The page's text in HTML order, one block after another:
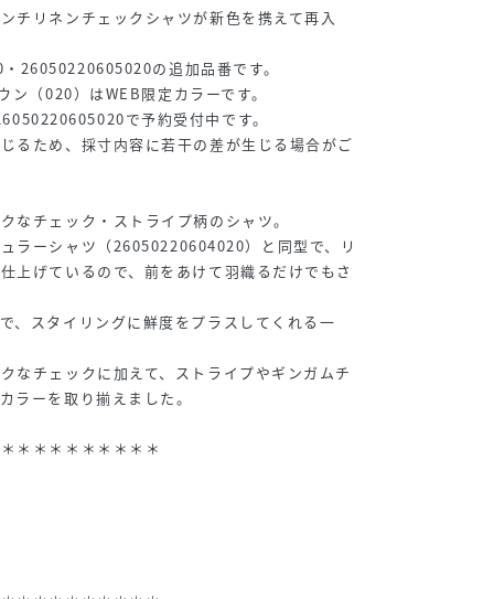
チリネンチェックシャツが新色を携えて再入
26050220605020の追加品番です。
（020）はWEB限定カラーです。
で予約受付中です。
るため、採寸内容に若干の差が生じる場合がご
なチェック・ストライプ柄のシャツ。
ラーシャツ（26050220604020）と同型で、リ
上げているので、前をあけて羽織るだけでもさ
、スタイリングに鮮度をプラスしてくれる一
なチェックに加えて、ストライプやギンガムチ
ラーを取り揃えました。
＊＊＊＊＊＊＊＊＊